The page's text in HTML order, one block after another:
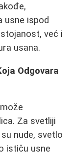
usne ispod
već i
usana.
Odgovara
Za svetliji
nude, svetlo
ističu usne